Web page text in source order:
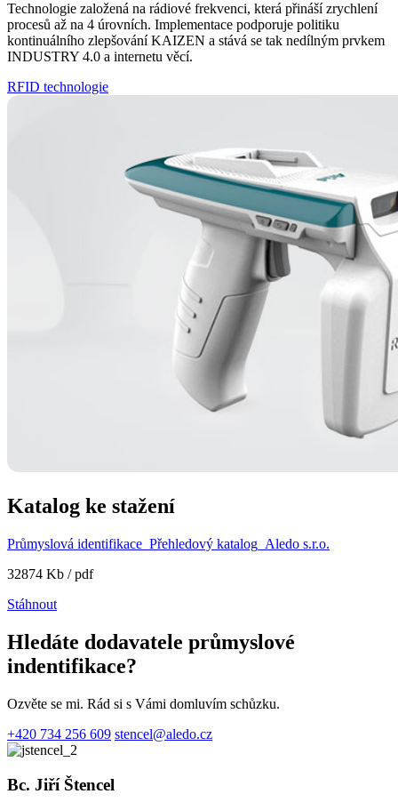
Technologie založená na rádiové frekvenci, která přináší zrychlení
procesů až na 4 úrovních. Implementace podporuje politiku
kontinuálního zlepšování KAIZEN a stává se tak nedílným prvkem
INDUSTRY 4.0 a internetu věcí.
RFID technologie
Katalog ke stažení
Průmyslová identifikace_Přehledový katalog_Aledo s.r.o.
32874 Kb / pdf
Stáhnout
Hledáte dodavatele průmyslové
indentifikace?
Ozvěte se mi. Rád si s Vámi domluvím schůzku.
+420 734 256 609 stencel@aledo.cz
Bc. Jiří Štencel